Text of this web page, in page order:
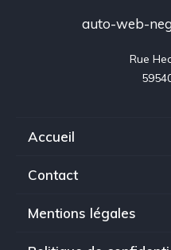
auto-web-
Rue
Accueil
Contact
Mentions légales